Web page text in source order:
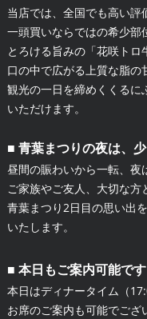
当店では、全国でも高い評
一頭買いならではの希少部
とろける旨みの「花咲トロ
口の中で広がる上質な脂
観光の一日を締めくくるに
いただけます。
■ 青葉まつりの夜は、
昼間の賑わいから一転、夜
ご家族やご友人、大切な方
青葉まつり2日目の思い出
いたします。
■ 本日もご案内可能です
本日はディナータイム（
お席のご案内も可能でご